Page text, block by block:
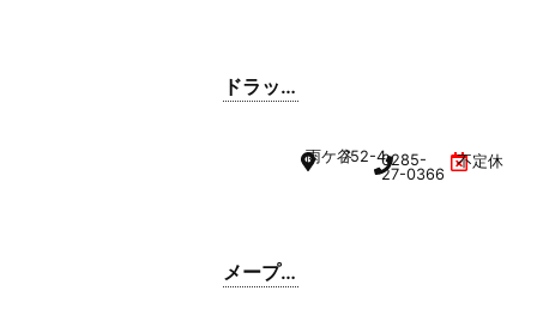
ドラッ
メープ
雨ケ谷752-40285-
27-0366
不定休